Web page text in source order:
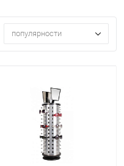
популярности